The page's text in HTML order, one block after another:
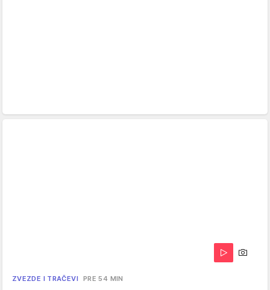
ZVEZDE I TRAČEVI PRE 54 MIN